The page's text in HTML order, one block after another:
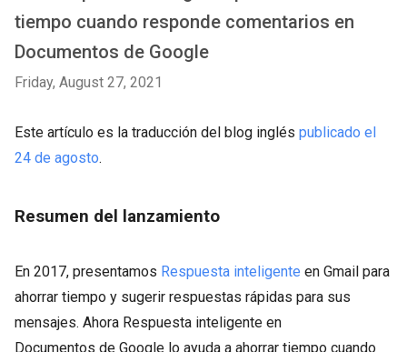
tiempo cuando responde comentarios en
Documentos de Google
Friday, August 27, 2021
Este artículo es la traducción del blog inglés publicado el
24 de agosto.
Resumen del lanzamiento
En 2017, presentamos Respuesta inteligente en Gmail para
ahorrar tiempo y sugerir respuestas rápidas para sus
mensajes. Ahora Respuesta inteligente en
Documentos de Google lo ayuda a ahorrar tiempo cuando